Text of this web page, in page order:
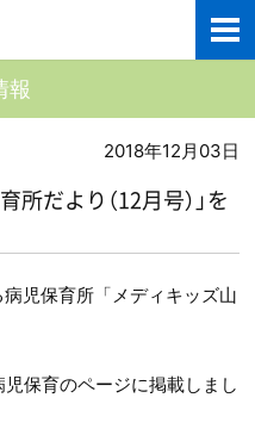
報
2018年12月03日
だより（12月号）」を
児保育所「メディキッズ山
保育のページに掲載しまし